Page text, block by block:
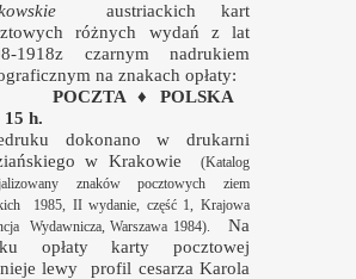
austriackich kart
różnych wydań z lat
1918z czarnym nadrukiem
na znakach opłaty:
POCZTA
♦
POLSKA
15 h.
dokonano w drukarni
w Krakowie
(Katalog
znaków pocztowych ziem
1985, II wydanie, część 1, Krajowa
Wydawnicza, Warszawa 1984).
Na
opłaty karty pocztowej
lewy
profil cesarza Karola